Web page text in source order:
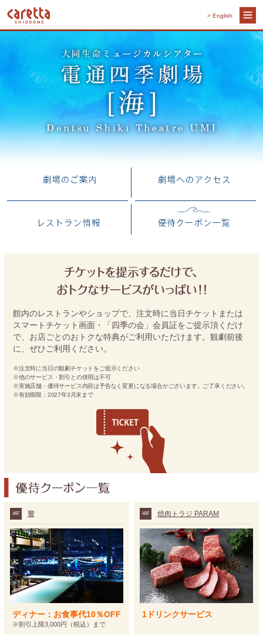
> English
館内のレストランやショップで、注文時に当日チケットまたは
スマートチケット画面・「四季の会」会員証をご提示頂くだけ
で、お店ごとのおトクな特典がご利用いただけます。観劇前後
に、ぜひご利用ください。
※注文時に当日の観劇チケットをご提示ください
※他のサービス・割引との併用は不可
※実施店舗・優待サービス内容は予告なく変更になる場合がございます。ご了承ください。
※有効期限：2027年3月末まで
46F 響
ディナー：お食事代10％OFF
※割引上限3,000円（税込）まで
46F 焼肉トラジ PARAM
1ドリンクサービス